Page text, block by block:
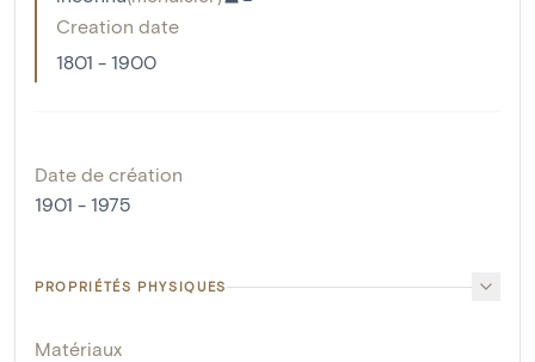
Creation date
1801 - 1900
Date de création
1901 - 1975
PROPRIÉTÉS PHYSIQUES
Matériaux